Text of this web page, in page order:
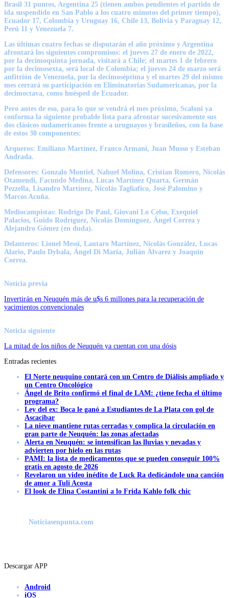
Brasil 31 puntos, Argentina 25 (tienen ambos pendientes el partido de
ida suspendido en San Pablo a los cuatro minutos del primer tiempo),
Ecuador 17, Colombia y Uruguay 16, Chile 13, Bolivia y Paraguay 12,
Perú 11 y Venezuela 7.
Las últimas cuatro fechas se disputarán el año próximo y Argentina
afrontará los siguientes compromisos: el jueves 27 de enero de 2022,
por la decimoquinta jornada, visitará a Chile; el martes 1 de febrero
por la decimosexta, será local de Colombia; el jueves 24 de marzo será
anfitrión de Venezuela, por la decimoséptima y el martes 29 del mismo
mes cerrará su participación en Eliminatorias Sudamericanas, por la
decimoctava, como huésped de Ecuador.
Pero antes de eso, para lo que se vendrá el mes próximo, Scaloni ya
conforma la siguiente probable lista para afrontar sucesivamente sus
dos clásicos sudamericanos frente a uruguayos y brasileños, con la base
de estos 30 componentes:
Arqueros: Emiliano Martínez, Franco Armani, Juan Musso y Esteban
Andrada.
Defensores: Gonzalo Montiel, Nahuel Molina, Cristian Romero, Nicolás
Otamendi, Facundo Medina, Lucas Martínez Quarta, Germán
Pezzella, Lisandro Martínez, Nicolás Tagliafico, José Palomino y
Marcos Acuña.
Mediocampistas: Rodrigo De Paul, Giovani Lo Celso, Exequiel
Palacios, Guido Rodríguez, Nicolás Domínguez, Ángel Correa y
Alejandro Gómez (en duda).
Delanteros: Lionel Messi, Lautaro Martínez, Nicolás González, Lucas
Alario, Paulo Dybala, Ángel Di María, Julián Álvarez y Joaquín
Correa.
Noticia previa
Invertirán en Neuquén más de u$s 6 millones para la recuperación de
yacimientos convencionales
Noticia siguiente
La mitad de los niños de Neuquén ya cuentan con una dósis
Entradas recientes
El Norte neuquino contará con un Centro de Diálisis ampliado y
un Centro Oncológico
Ángel de Brito confirmó el final de LAM: ¿tiene fecha el último
programa?
Ley del ex: Boca le ganó a Estudiantes de La Plata con gol de
Ascacibar
La nieve mantiene rutas cerradas y complica la circulación en
gran parte de Neuquén: las zonas afectadas
Alerta en Neuquén: se intensifican las lluvias y nevadas y
advierten por hielo en las rutas
PAMI: la lista de medicamentos que se pueden conseguir 100%
gratis en agosto de 2026
Revelaron un video inédito de Luck Ra dedicándole una canción
de amor a Tuli Acosta
El look de Elina Costantini a lo Frida Kahlo folk chic
Noticiasenpunta.com
Descargar APP
Android
iOS